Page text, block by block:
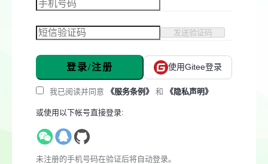
发送验证码
登录/注册 使用Gitee登录
我已阅读并同意 《服务条例》 和 《隐私声明》
或使用以下帐号直接登录:
未注册的手机号码在验证后将自动登录。